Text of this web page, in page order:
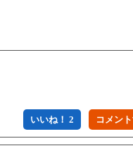
いいね！ 2